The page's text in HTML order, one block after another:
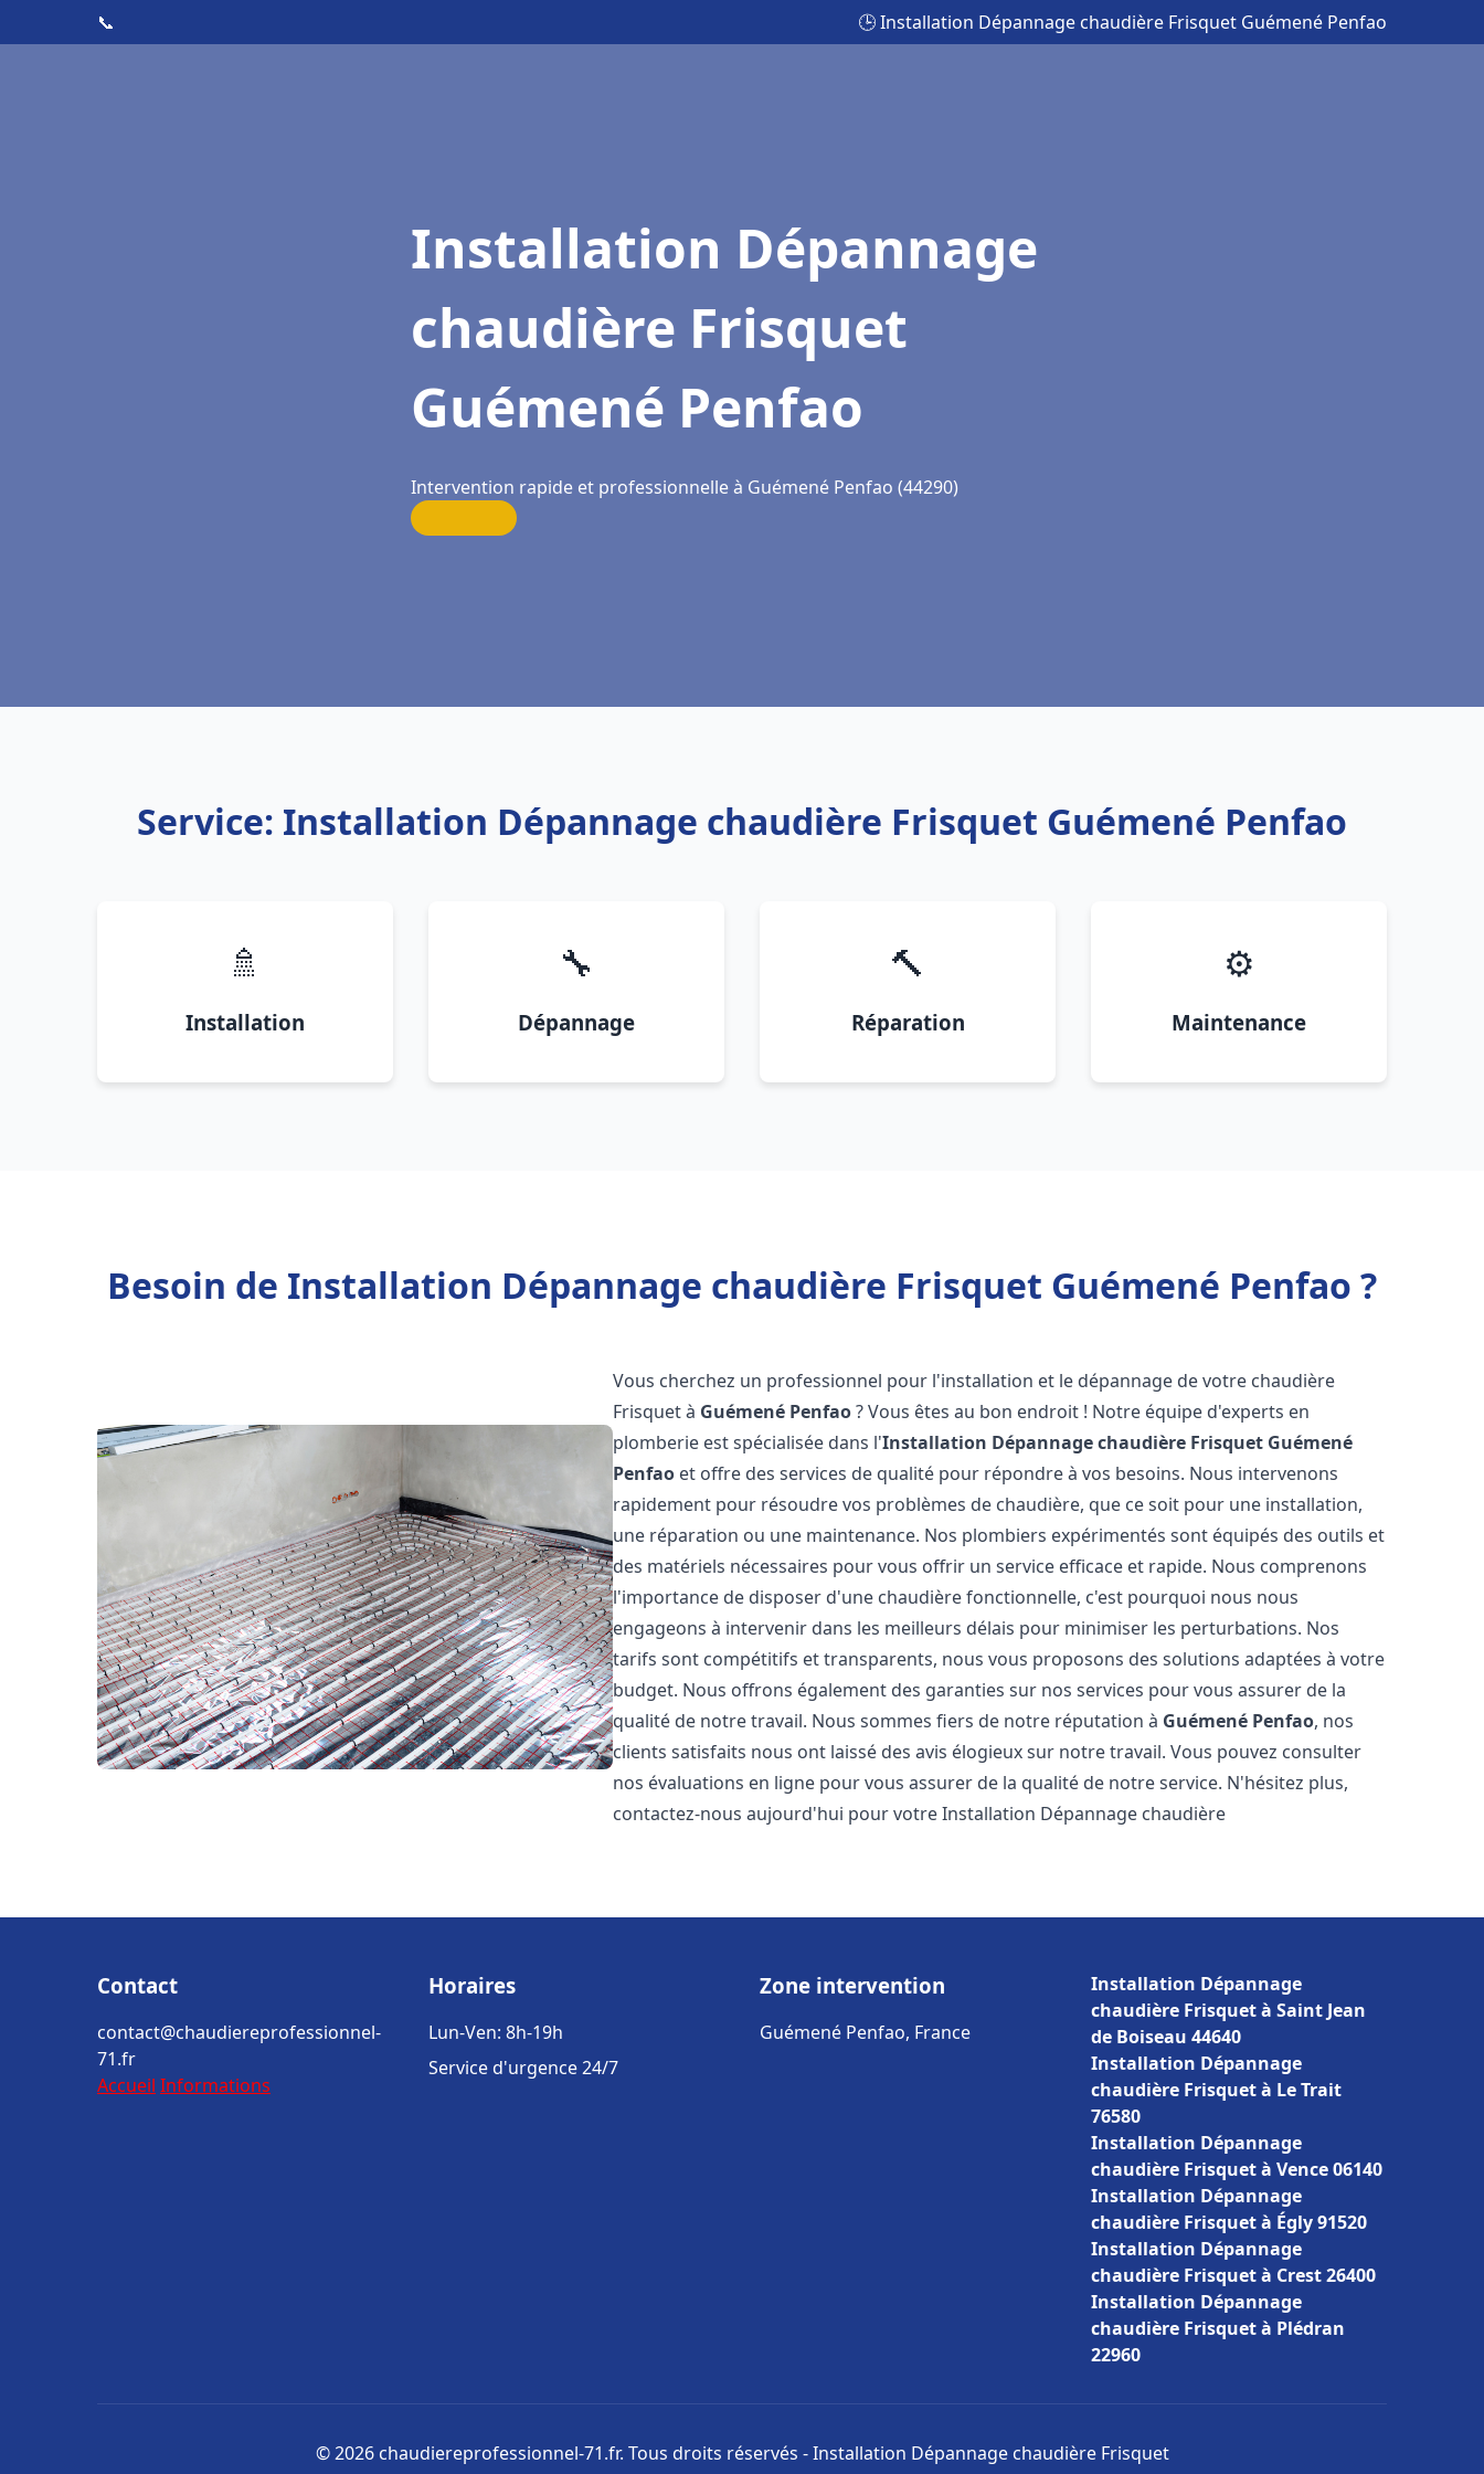
📞 🕒 Installation Dépannage chaudière Frisquet Guémené Penfao
Installation Dépannage
chaudière Frisquet
Guémené Penfao
Intervention rapide et professionnelle à Guémené Penfao (44290)
Service: Installation Dépannage chaudière Frisquet Guémené Penfao
🚿
Installation
🔧
Dépannage
🔨
Réparation
⚙️
Maintenance
Besoin de Installation Dépannage chaudière Frisquet Guémené Penfao ?
Vous cherchez un professionnel pour l'installation et le dépannage de votre chaudière
Frisquet à Guémené Penfao? Vous êtes au bon endroit ! Notre équipe d'experts en
plomberie est spécialisée dans l'Installation Dépannage chaudière Frisquet Guémené
Penfao et offre des services de qualité pour répondre à vos besoins. Nous intervenons
rapidement pour résoudre vos problèmes de chaudière, que ce soit pour une installation,
une réparation ou une maintenance. Nos plombiers expérimentés sont équipés des outils et
des matériels nécessaires pour vous offrir un service efficace et rapide. Nous comprenons
l'importance de disposer d'une chaudière fonctionnelle, c'est pourquoi nous nous
engageons à intervenir dans les meilleurs délais pour minimiser les perturbations. Nos
tarifs sont compétitifs et transparents, nous vous proposons des solutions adaptées à votre
budget. Nous offrons également des garanties sur nos services pour vous assurer de la
qualité de notre travail. Nous sommes fiers de notre réputation à Guémené Penfao, nos
clients satisfaits nous ont laissé des avis élogieux sur notre travail. Vous pouvez consulter
nos évaluations en ligne pour vous assurer de la qualité de notre service. N'hésitez plus,
contactez-nous aujourd'hui pour votre Installation Dépannage chaudière
Contact
contact@chaudiereprofessionnel-
71.fr
Accueil Informations
Horaires
Lun-Ven: 8h-19h
Service d'urgence 24/7
Zone intervention
Guémené Penfao, France
Installation Dépannage
chaudière Frisquet à Saint Jean
de Boiseau 44640
Installation Dépannage
chaudière Frisquet à Le Trait
76580
Installation Dépannage
chaudière Frisquet à Vence 06140
Installation Dépannage
chaudière Frisquet à Égly 91520
Installation Dépannage
chaudière Frisquet à Crest 26400
Installation Dépannage
chaudière Frisquet à Plédran
22960
© 2026 chaudiereprofessionnel-71.fr. Tous droits réservés - Installation Dépannage chaudière Frisquet